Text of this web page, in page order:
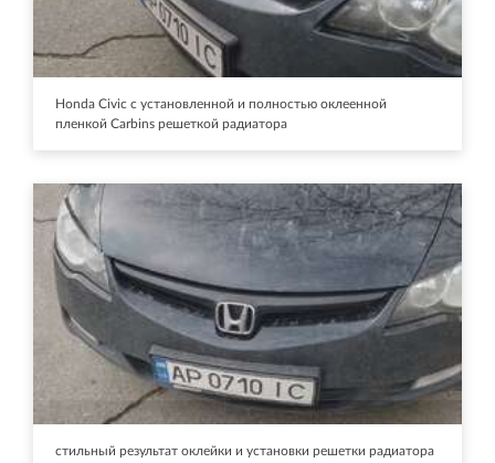
Honda Civic с установленной и полностью оклеенной
пленкой Carbins решеткой радиатора
стильный результат оклейки и установки решетки радиатора